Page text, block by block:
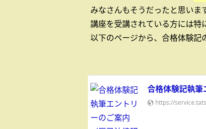
みなさんもそうだったと思いま
講座を受講されている方には特
以下のページから、合格体験記
合格体験記執筆
https://